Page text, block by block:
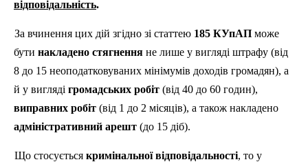
відповідальність.
За вчинення цих дій згідно зі статтею 185 КУпАП може
бути накладено стягнення не лише у вигляді штрафу (від
8 до 15 неоподатковуваних мінімумів доходів громадян), а
й у вигляді громадських робіт (від 40 до 60 годин),
виправних робіт (від 1 до 2 місяців), а також накладено
адміністративний арешт (до 15 діб).
Що стосується кримінальної відповідальності, то у